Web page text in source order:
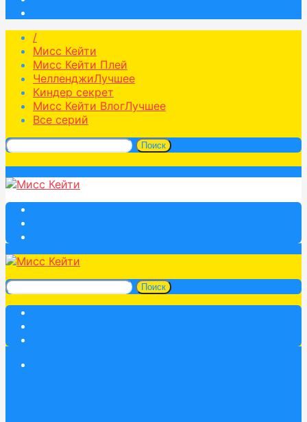
/
Мисс Кейти
Мисс Кейти Плей
ЧелленджиЛучшее
Киндер секрет
Мисс Кейти ВлогЛучшее
Все серий
Поиск
Поиск